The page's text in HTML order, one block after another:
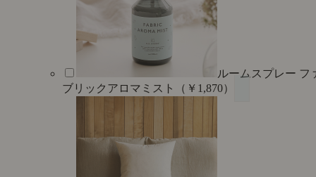
ルームスプレー フ
ブリックアロマミスト（￥1,870）